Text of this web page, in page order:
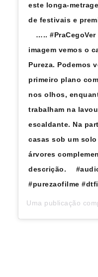
este longa-
de festivais e
⠀ …..
imagem vemos o
Pureza. Podemos
primeiro plano
nos olhos,
trabalham na
escaldante. Na
casas sob um
árvores
descrição. ⠀
#purezaofilme
Uma publicação